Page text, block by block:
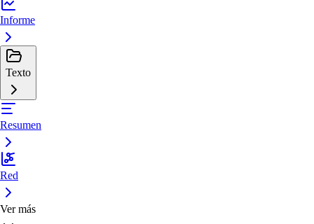
Informe
Texto
Resumen
Red
Ver más